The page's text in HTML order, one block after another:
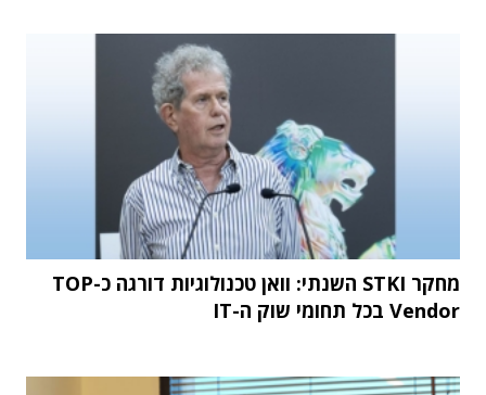
מחקר STKI השנתי: וואן טכנולוגיות דורגה כ-TOP
Vendor בכל תחומי שוק ה-IT